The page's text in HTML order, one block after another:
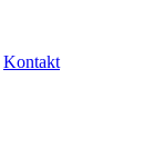
Kontakt